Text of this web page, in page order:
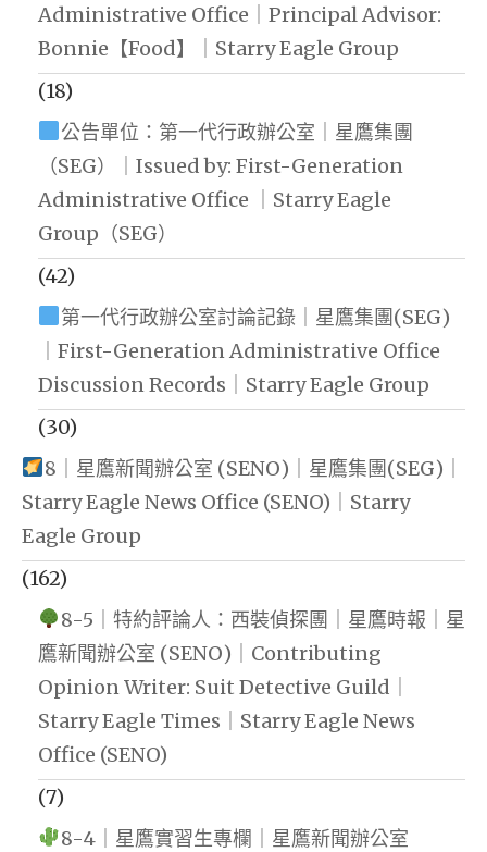
Administrative Office｜Principal Advisor:
Bonnie【Food】｜Starry Eagle Group
(18)
公告單位：第一代行政辦公室｜星鷹集團
（SEG）｜Issued by: First-Generation
Administrative Office ｜Starry Eagle
Group（SEG）
(42)
第一代行政辦公室討論記錄｜星鷹集團(SEG)
｜First-Generation Administrative Office
Discussion Records｜Starry Eagle Group
(30)
8｜星鷹新聞辦公室 (SENO)｜星鷹集團(SEG)｜
Starry Eagle News Office (SENO)｜Starry
Eagle Group
(162)
8-5｜特約評論人：西裝偵探團｜星鷹時報｜星
鷹新聞辦公室 (SENO)｜Contributing
Opinion Writer: Suit Detective Guild｜
Starry Eagle Times｜Starry Eagle News
Office (SENO)
(7)
8-4｜星鷹實習生專欄｜星鷹新聞辦公室